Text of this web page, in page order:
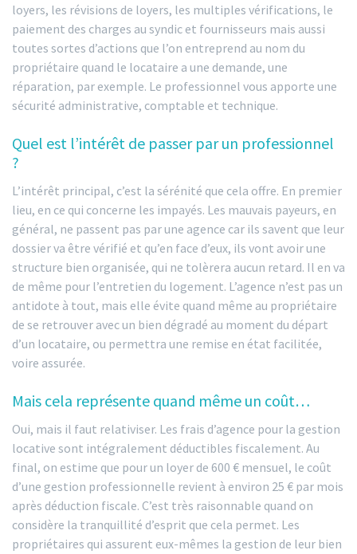
loyers, les révisions de loyers, les multiples vérifications, le
paiement des charges au syndic et fournisseurs mais aussi
toutes sortes d’actions que l’on entreprend au nom du
propriétaire quand le locataire a une demande, une
réparation, par exemple. Le professionnel vous apporte une
sécurité administrative, comptable et technique.
Quel est l’intérêt de passer par un professionnel
?
L’intérêt principal, c’est la sérénité que cela offre. En premier
lieu, en ce qui concerne les impayés. Les mauvais payeurs, en
général, ne passent pas par une agence car ils savent que leur
dossier va être vérifié et qu’en face d’eux, ils vont avoir une
structure bien organisée, qui ne tolèrera aucun retard. Il en va
de même pour l’entretien du logement. L’agence n’est pas un
antidote à tout, mais elle évite quand même au propriétaire
de se retrouver avec un bien dégradé au moment du départ
d’un locataire, ou permettra une remise en état facilitée,
voire assurée.
Mais cela représente quand même un coût…
Oui, mais il faut relativiser. Les frais d’agence pour la gestion
locative sont intégralement déductibles fiscalement. Au
final, on estime que pour un loyer de 600 € mensuel, le coût
d’une gestion professionnelle revient à environ 25 € par mois
après déduction fiscale. C’est très raisonnable quand on
considère la tranquillité d’esprit que cela permet. Les
propriétaires qui assurent eux-mêmes la gestion de leur bien